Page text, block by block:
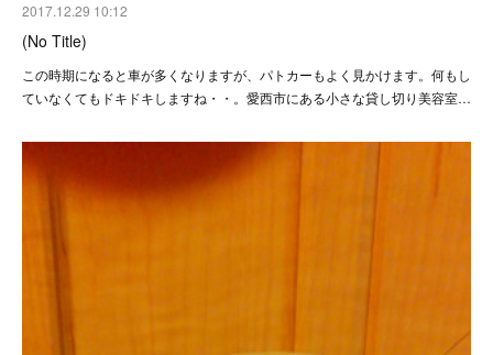
2017.12.29 10:12
(No Title)
この時期になると車が多くなりますが、パトカーもよく見かけます。何もし
ていなくてもドキドキしますね・・。愛西市にある小さな貸し切り美容室…